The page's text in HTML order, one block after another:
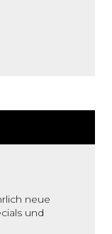
neue
und